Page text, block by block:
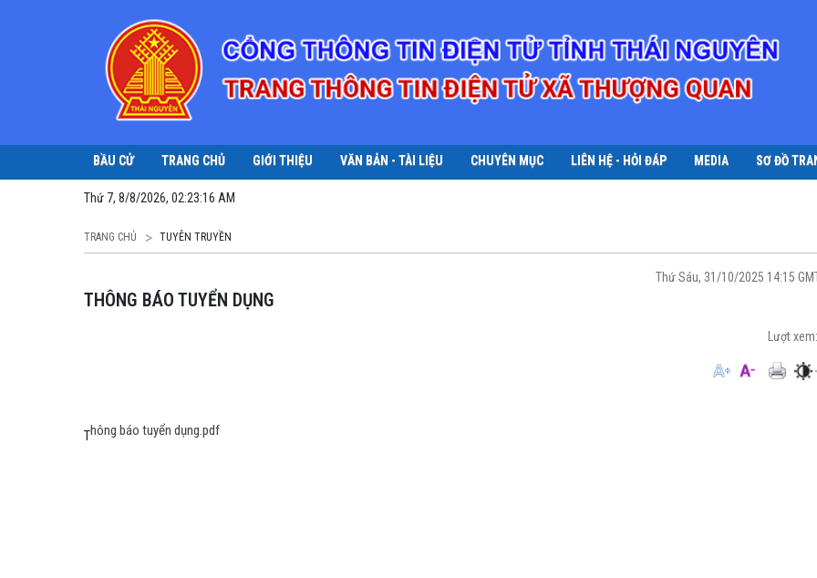
BẦU CỬ TRANG CHỦ GIỚI THIỆU VĂN BẢN - TÀI LIỆU CHUYÊN MỤC LIÊN HỆ - HỎI ĐÁP MEDIA SƠ ĐỒ
Thứ 7, 8/8/2026, 02:23:16 AM
TRANG CHỦ TUYÊN TRUYỀN
Thứ Sáu, 31/10/2025 14:15
THÔNG BÁO TUYỂN DỤNG
Lượt xem:
Thông báo tuyển dụng.pdf